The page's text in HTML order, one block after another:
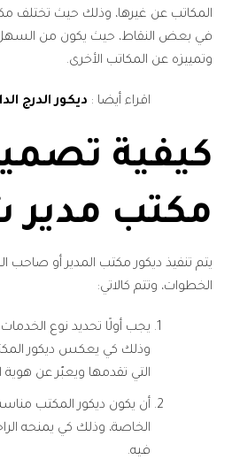
المكاتب عن غيرها، وذلك حيث تختلف
في بعض النقاط، حيث يكون من السهل
وتمييزه عن المكاتب الأخرى.
اقراء أيضا : ديكور الدرج
كيفية
مكتب مدير
يتم تنفيذ ديكور مكتب المدير أو
الخطوات، وتتم كالاتي:
يجب أولًا تحديد نوع
وذلك كي يعكس ديكور
التي تقدمها ويعبّر عن
أن يكون ديكور المكتب
الخاصة، وذلك كي يمنحه
فيه.